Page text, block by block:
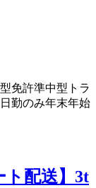
免許準中型トラ
日勤のみ年末年始
ト配送】3t